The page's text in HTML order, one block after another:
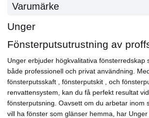
Varumärke
Unger
Fönsterputsutrustning av
Unger erbjuder högkvalitativa fönsterredskap
både professionell och privat användning.
fönsterputsskaft , fönsterputskit , och
renvattensystem, kan du få perfekt resultat
fönsterputsning. Oavsett om du arbetar inom
vill ha fönster som glänser hemma, har